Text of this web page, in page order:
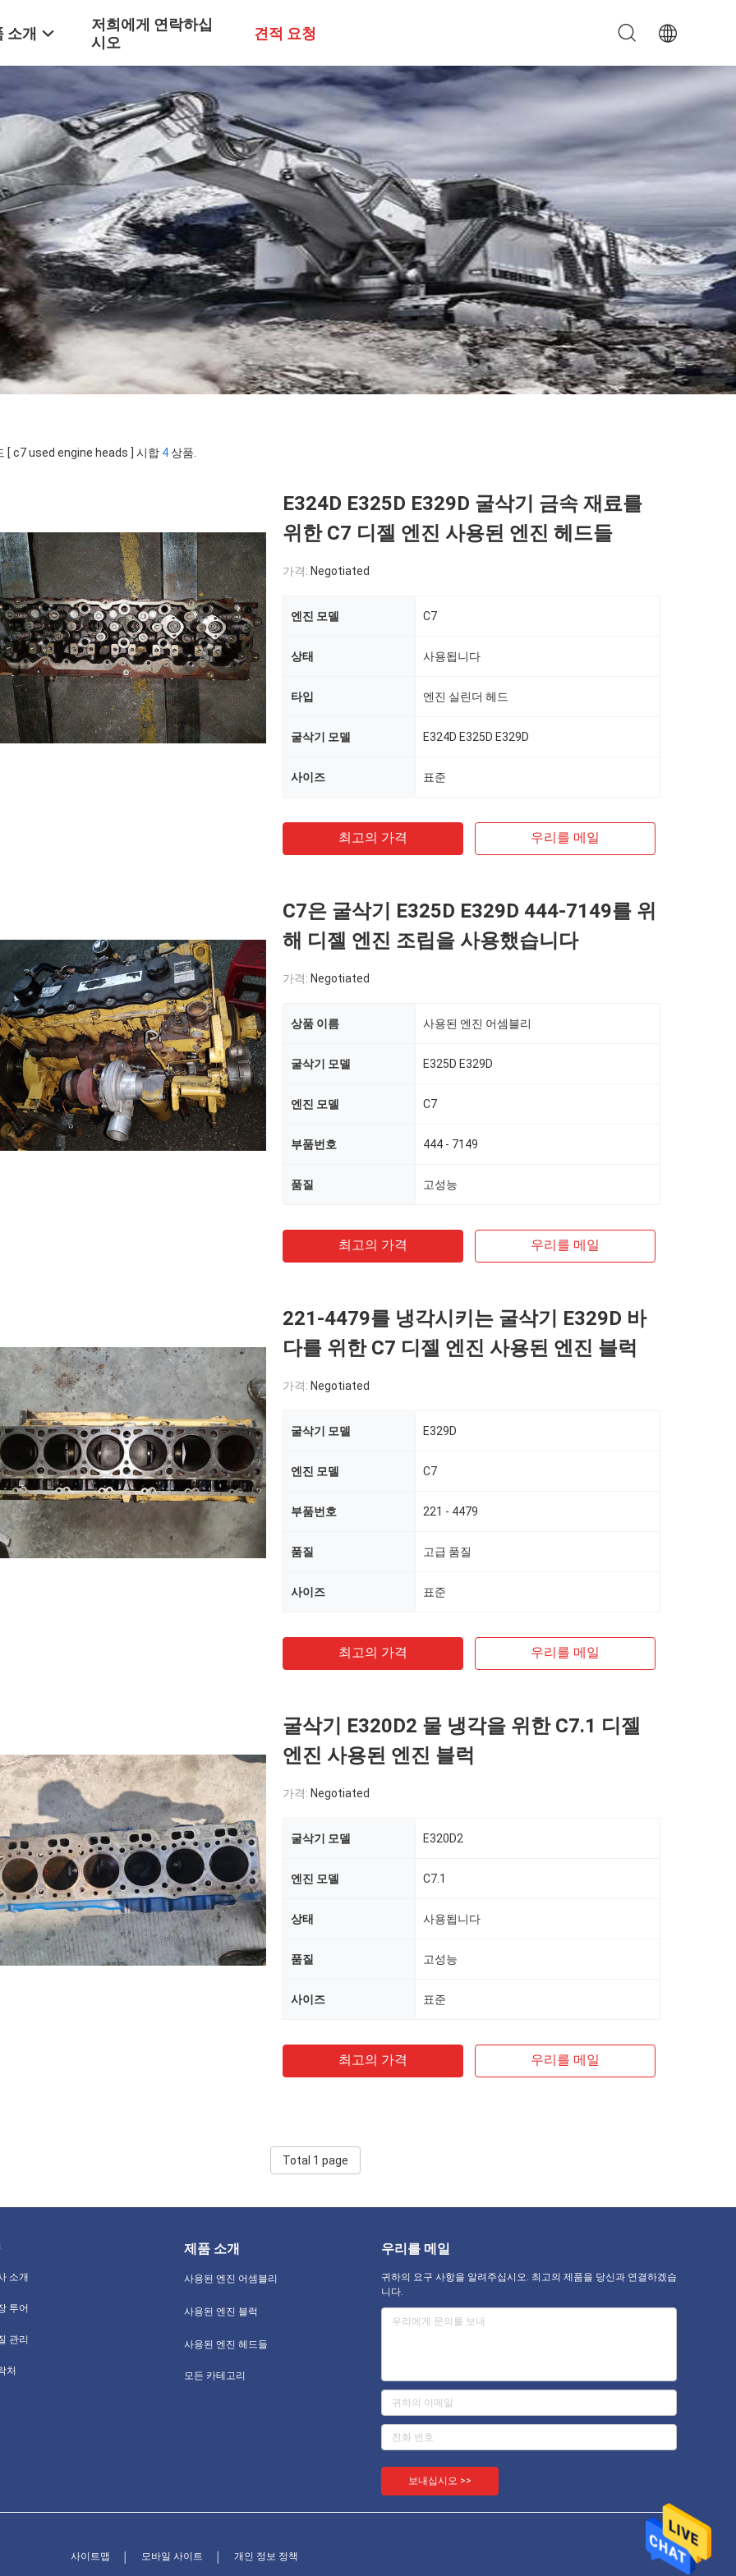
소개
저희에게 연락하십
시오
견적 요청
[ c7 used engine heads ] 시합 4상품.
E324D E325D E329D 굴삭기 금속 재료를
위한 C7 디젤 엔진 사용된 엔진 헤드들
가격: Negotiated
엔진 모델 C7
상태 사용됩니다
타입 엔진 실린더 헤드
굴삭기 모델 E324D E325D E329D
사이즈 표준
최고의 가격 우리를 메일
C7은 굴삭기 E325D E329D 444-7149를 위
해 디젤 엔진 조립을 사용했습니다
가격: Negotiated
상품 이름 사용된 엔진 어셈블리
굴삭기 모델 E325D E329D
엔진 모델 C7
부품번호 444 - 7149
품질 고성능
최고의 가격 우리를 메일
221-4479를 냉각시키는 굴삭기 E329D 바
다를 위한 C7 디젤 엔진 사용된 엔진 블럭
가격: Negotiated
굴삭기 모델 E329D
엔진 모델 C7
부품번호 221 - 4479
품질 고급 품질
사이즈 표준
최고의 가격 우리를 메일
굴삭기 E320D2 물 냉각을 위한 C7.1 디젤
엔진 사용된 엔진 블럭
가격: Negotiated
굴삭기 모델 E320D2
엔진 모델 C7.1
상태 사용됩니다
품질 고성능
사이즈 표준
최고의 가격 우리를 메일
Total 1 page
소개
투어
관리
처
제품 소개
사용된 엔진 어셈블리
사용된 엔진 블럭
사용된 엔진 헤드들
모든 카테고리
우리를 메일
귀하의 요구 사항을 알려주십시오. 최고의 제품을 당신과 연결하겠습
니다.
보내십시오 >>
사이트맵 모바일 사이트 개인 정보 정책